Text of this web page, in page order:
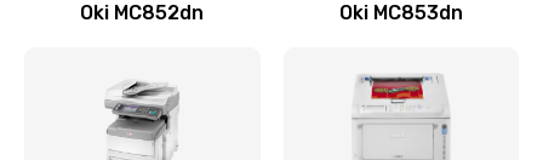
Oki MC852dn Oki MC853dn